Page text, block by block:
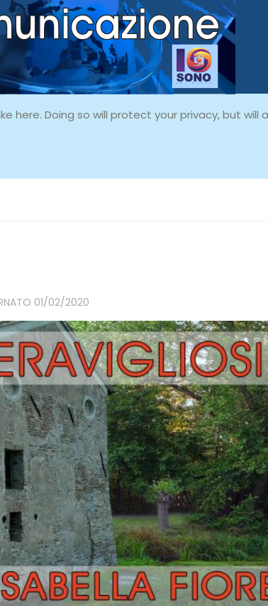
Doing so will protect your privacy, but will
01/02/2020